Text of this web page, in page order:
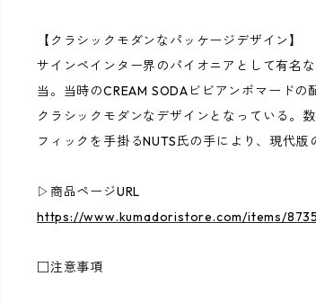
【クラシックモダンなパッケージデザイン】
サインペインター界のパイオニアとして有名
当。当時のCREAM SODAビビアンポマード
クラシックモダンなデザインとなっている。
フィックを手掛るNUTS氏の手により、現代版
▷商品ページURL
https://www.kumadoristore.com/items/
□注意事項